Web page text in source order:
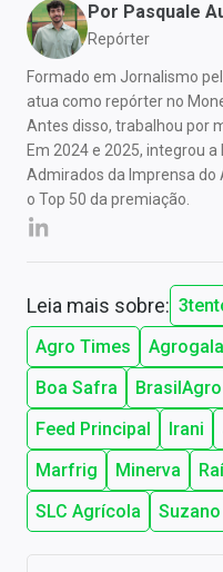
Por Pasquale
Repórter
Formado em Jornalismo
atua como repórter no
Antes disso, trabalhou por
Em 2024 e 2025, integrou
Admirados da Imprensa do
o Top 50 da premiação.
Leia mais sobre:
Agro Times
Boa Safra
BrasilAgro
Feed Principal
Irani
Marfrig
Minerva
SLC Agrícola
Suzano